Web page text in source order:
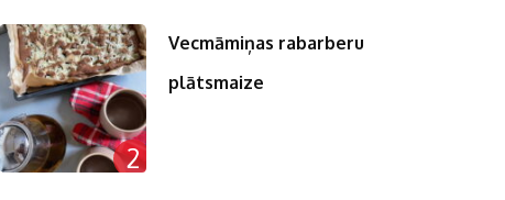
2
Vecmāmiņas rabarberu
plātsmaize